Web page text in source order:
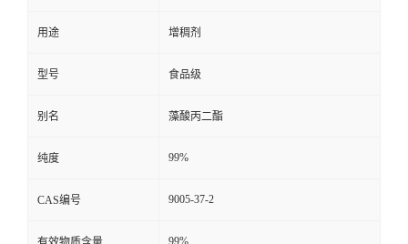
用途 增稠剂
型号 食品级
别名 藻酸丙二酯
纯度 99%
CAS编号 9005-37-2
99%